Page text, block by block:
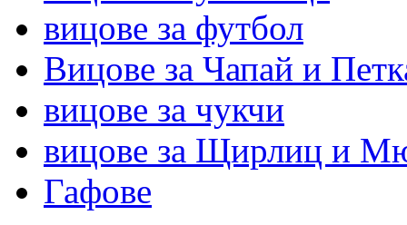
вицове за футбол
Вицове за Чапай и
вицове за чукчи
вицове за Щирлиц и
Гафове